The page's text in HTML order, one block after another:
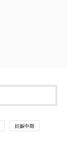
妊娠中期